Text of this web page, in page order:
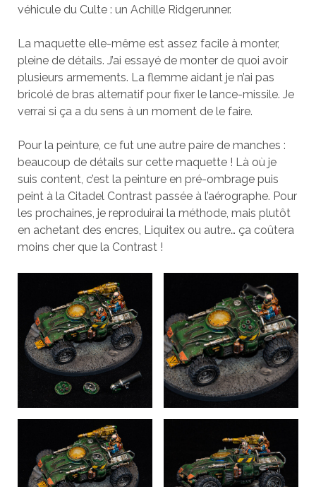
véhicule du Culte : un Achille Ridgerunner.
La maquette elle-même est assez facile à monter,
pleine de détails. J’ai essayé de monter de quoi avoir
plusieurs armements. La flemme aidant je n’ai pas
bricolé de bras alternatif pour fixer le lance-missile. Je
verrai si ça a du sens à un moment de le faire.
Pour la peinture, ce fut une autre paire de manches :
beaucoup de détails sur cette maquette ! Là où je
suis content, c’est la peinture en pré-ombrage puis
peint à la Citadel Contrast passée à l’aérographe. Pour
les prochaines, je reproduirai la méthode, mais plutôt
en achetant des encres, Liquitex ou autre… ça coûtera
moins cher que la Contrast !